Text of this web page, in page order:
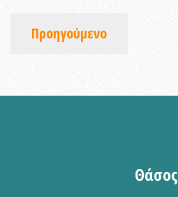
Προηγούμενο
Θάσος